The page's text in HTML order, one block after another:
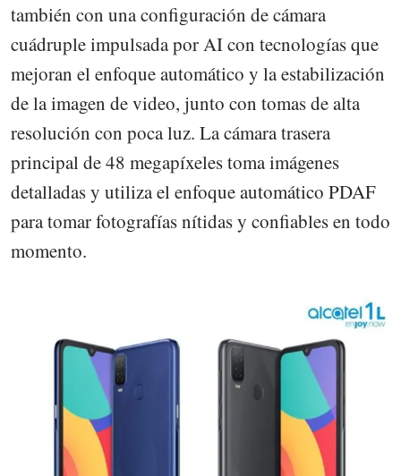
también con una configuración de cámara
cuádruple impulsada por AI con tecnologías que
mejoran el enfoque automático y la estabilización
de la imagen de video, junto con tomas de alta
resolución con poca luz. La cámara trasera
principal de 48 megapíxeles toma imágenes
detalladas y utiliza el enfoque automático PDAF
para tomar fotografías nítidas y confiables en todo
momento.